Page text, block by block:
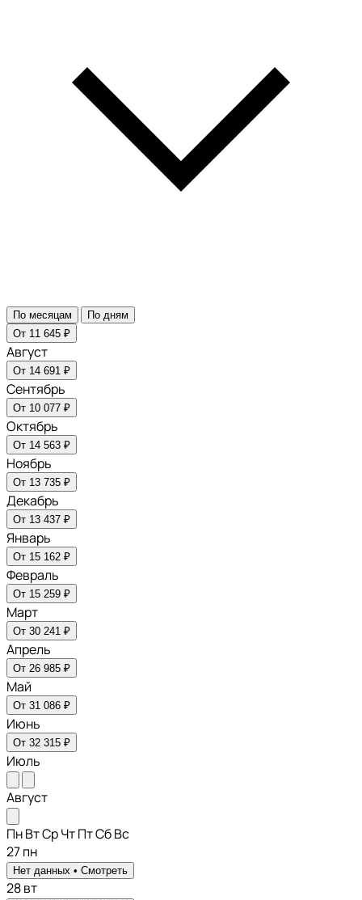
По месяцам
По дням
От 11 645 ₽
Август
От 14 691 ₽
Сентябрь
От 10 077 ₽
Октябрь
От 14 563 ₽
Ноябрь
От 13 735 ₽
Декабрь
От 13 437 ₽
Январь
От 15 162 ₽
Февраль
От 15 259 ₽
Март
От 30 241 ₽
Апрель
От 26 985 ₽
Май
От 31 086 ₽
Июнь
От 32 315 ₽
Июль
Август
ПнВтСрЧтПтСбВс
27пн
Нет данных • Смотреть
28вт